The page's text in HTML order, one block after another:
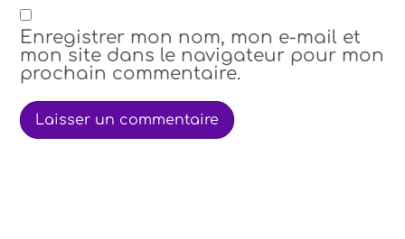
Enregistrer mon nom, mon e-mail et
mon site dans le navigateur pour mon
prochain commentaire.